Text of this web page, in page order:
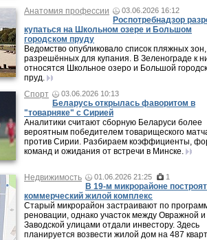
Анатомия профессии 03.06.2026 16:12
Роспотребнадзор
купаться на Школьном озере и Большом
городском пруду
Ведомство опубликовало список пляжных зон,
разрешённых для купания. В Зеленограде к
относятся Школьное озеро и Большой
пруд.
Спорт
03.06.2026 10:13
Беларусь открылась фаворитом в
"товарняке" с Сирией
Аналитики считают сборную Беларуси более
вероятным победителем товарищеского
против Сирии. Разбираем коэффициенты,
команд и ожидания от встречи в Минске.
Недвижимость 01.06.2026 21:25 1
В 19-м микрорайоне построят
коммерческий жилой комплекс
Старый микрорайон застраивают по
реновации, однако участок между Овражной и
Заводской улицами отдали инвестору. Здесь
планируется возвести жилой дом на 487